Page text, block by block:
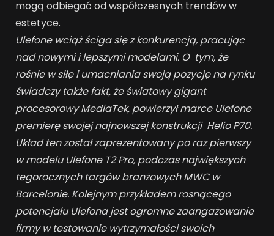
mogą odbiegać od współczesnych trendów w
estetyce.
Ulefone wciąż ściga się z konkurencją, pracując
nad nowymi i lepszymi modelami. O tym, że
rośnie w siłę i umacniania swoją pozycję na rynku
świadczy także fakt, że światowy gigant
procesorowy MediaTek, powierzył marce Ulefone
premierę swojej najnowszej konstrukcji Helio P70.
Układ ten został zaprezentowany po raz pierwszy
w modelu Ulefone T2 Pro, podczas największych
tegorocznych targów branżowych MWC w
Barcelonie. Kolejnym przykładem rosnącego
potencjału Ulefona jest ogromne zaangażowanie
firmy w testowanie wytrzymałości swoich